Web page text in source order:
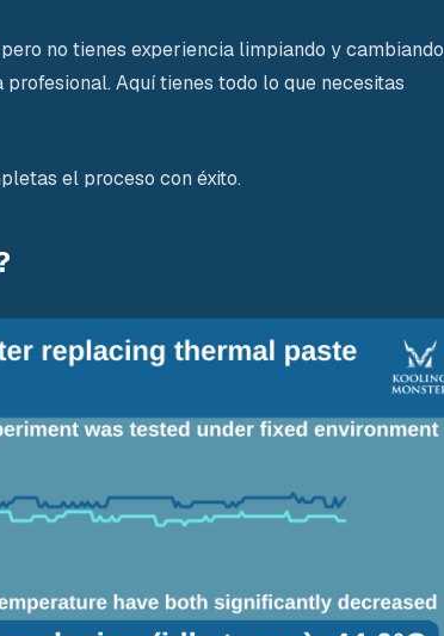
no tienes experiencia limpiando y cambiando
Aquí tienes todo lo que necesitas
el proceso con éxito.